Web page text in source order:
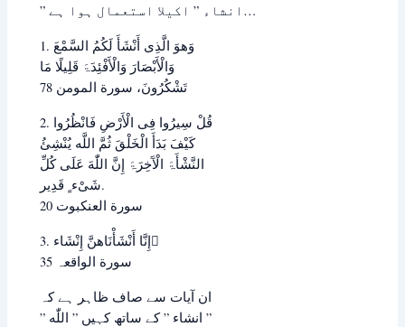
” ﺍﻧﺸﺎﺀ ” ﺍﮐﯿﻼ ﺍﺳﺘﻌﻤﺎﻝ ﮨﻮﺍ ہے…
1. ﻭَﻫﻮَ ﺍﻟَّﺬِﯼ ﺃَﻧْﺸَﺄَ ﻟَﮑُﻢُ ﺍﻟﺴَّﻤْﻊَ
ﻭَﺍﻟْﺄَﺑْﺼَﺎﺭَ ﻭَﺍﻟْﺄَﻓْﺌِﺪَۃَ ﻗَﻠِﯿﻠًﺎ ﻣَﺎ
ﺗَﺸْﮑُﺮُﻭﻥَ، سورة ﺍﻟﻤﻮﻣﻦ 78
2. ﻗُﻞْ ﺳِﯿﺮُﻭﺍ ﻓِﯽ ﺍﻟْﺄَﺭْﺽِ ﻓَﺎﻧْﻈُﺮُﻭﺍ
ﮐَﯿْﻒَ ﺑَﺪَﺃَ ﺍﻟْﺨَﻠْﻖَ ﺛُﻢَّ ﺍﻟﻠَّﻪ ﯾُﻨْﺸِﺊُ
ﺍﻟﻨَّﺸْﺄَۃَ ﺍﻟْﺂَﺧِﺮَۃَ ﺇِﻥَّ اللّٰهَ ﻋَﻠَﯽ ﮐُﻞِّ
ﺷَﯽْﺀ ٍ ﻗَﺪِﯾﺮ.
سورة ﺍﻟﻌﻨﮑﺒﻮﺕ 20
3. ﺇِﻧَّﺎ ﺃَﻧْﺸَﺄْﻧَﺎﻫﻦَّ ﺇِﻧْﺸَﺎﺀ ً
سورة ﺍﻟﻮﺍﻗﻌﮧ 35
ﺍﻥ ﺁﯾﺎﺕ ﺳﮯ ﺻﺎﻑ ﻇﺎﮨﺮ ﮨﮯ ﮐﮧ
” ﺍﻧﺸﺎﺀ ” ﮐﮯ ﺳﺎﺗﮫ ﮐﮩﯿﮟ ” اللّٰه ”